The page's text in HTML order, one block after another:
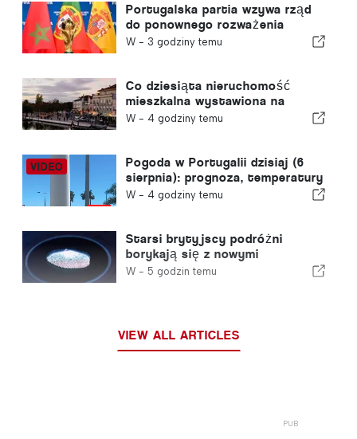
Portugalska partia wzywa rząd
do ponownego rozważenia
decyzji o przyznaniu Maroku
roku w związku z kryzysem w
Ceucie
W - 3 godziny temu
Co dziesiąta nieruchomość
mieszkalna wystawiona na
sprzedaż w Portugalii znajduje
W - 4 godziny temu
Pogoda w Portugalii dzisiaj (6
sierpnia): prognoza, temperatury
i czego można się spodziewać
W - 4 godziny temu
Starsi brytyjscy podróżni
borykają się z nowymi
kontrolami odcisków palców
W - 5 godzin temu
VIEW ALL ARTICLES